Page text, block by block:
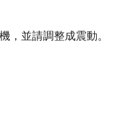
，並請調整成震動。